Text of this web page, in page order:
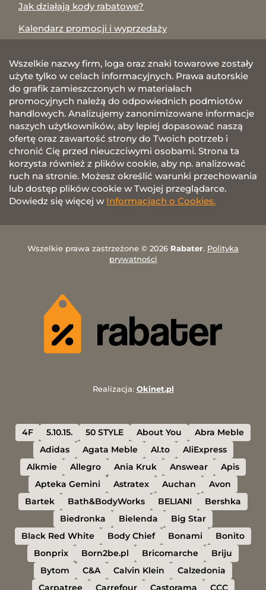
Jak działają kody rabatowe?
Kalendarz promocji i wyprzedaży
Wszelkie nazwy firm, loga oraz znaki towarowe zostały
użyte tylko w celach informacyjnych. Prawa autorskie
do grafik zamieszczonych w materiałach
promocyjnych należą do odpowiednich podmiotów
handlowych. Analizujemy zanonimizowane informacje
naszych użytkowników, aby lepiej dopasować naszą
ofertę oraz zawartość strony do Twoich potrzeb i
chronić Cię przed nieuczciwymi osobami. Strona ta
korzysta również z plików cookie, aby np. analizować
ruch na stronie. Możesz określić warunki przechowania
lub dostęp plików cookie w Twojej przeglądarce.
Dowiedz się więcej w Informacjach o Cookies.
Wszelkie prawa zastrzeżone © 2026 Rabater. Polityka
prywatności
Realizacja: Okinet.pl
4F 5.10.15. 50 STYLE About You
Abra Meble
Adidas
Agata Meble Al.to
AliExpress
Alkmie
Allegro Ania Kruk Answear
Apis
Apteka Gemini
Astratex Auchan
Avon
Bartek
Bath&BodyWorks BELIANI
Bershka
Biedronka
Bielenda
Big Star
Black Red White
Body Chief Bonami
Bonito
Bonprix
Born2be.pl Bricomarche
Briju
Bytom
C&A Calvin Klein
Calzedonia
Carpatree
Carrefour Castorama CCC